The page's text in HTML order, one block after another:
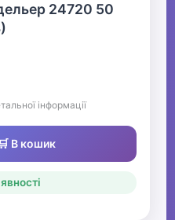
24720 50
інформації
🛒 В кошик